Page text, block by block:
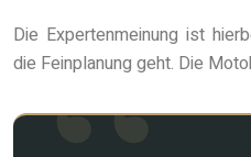
Die Expertenmeinung ist
die Feinplanung geht. Die